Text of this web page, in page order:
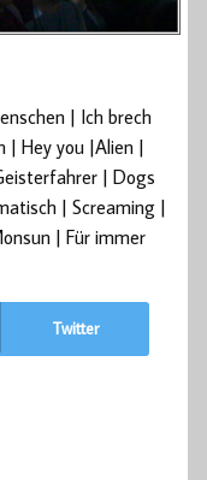
| Ich brech
| Hey you |Alien |
| Dogs
| Screaming |
| Für immer
Twitter